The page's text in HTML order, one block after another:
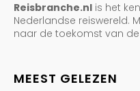
Reisbranche.nl is het
Nederlandse reiswereld.
naar de toekomst van
MEEST GELEZEN